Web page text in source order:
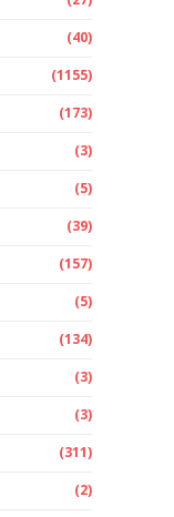
(40)
(1155)
(173)
(3)
(5)
(39)
(157)
(5)
(134)
(3)
(3)
(311)
(2)